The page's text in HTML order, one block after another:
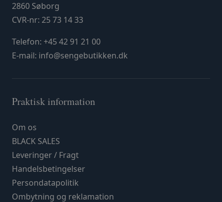
2860 Søborg
CVR-nr: 25 73 14 33
Telefon: +45 42 91 21 00
E-mail: info@sengebutikken.dk
Praktisk information
Om os
BLACK SALES
Leveringer / Fragt
Handelsbetingelser
Persondatapolitik
Ombytning og reklamation